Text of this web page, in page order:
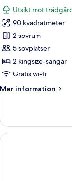
foton
för
Deluxe
2
Bedroom
Residence
View
Utsikt mot
90 kvadratmeter
2 sovrum
5 sovplatser
2 kingsize-sängar
Gratis wi-fi
Mer information
Mer
2
Bedroom
Residence